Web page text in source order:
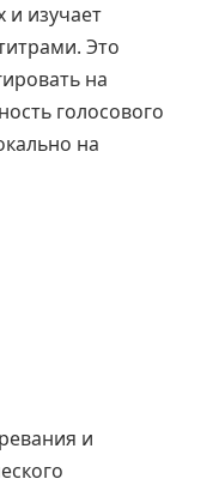
и изучает
Это
на
голосового
на
и